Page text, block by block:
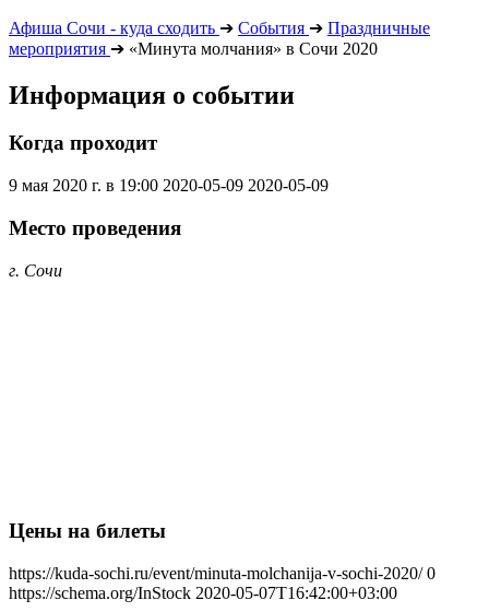
Афиша Сочи - куда сходить ➔ События ➔ Праздничные
мероприятия ➔ «Минута молчания» в Сочи 2020
Информация о событии
Когда проходит
9 мая 2020 г. в 19:00 2020-05-09 2020-05-09
Место проведения
г. Сочи
Цены на билеты
https://kuda-sochi.ru/event/minuta-molchanija-v-sochi-2020/ 0
https://schema.org/InStock 2020-05-07T16:42:00+03:00